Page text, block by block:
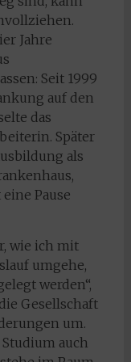
Jahre
Seit 1999
auf den
das
Später
als
Pause
wie ich mit
umgehe,
werden“,
Gesellschaft
um.
auch